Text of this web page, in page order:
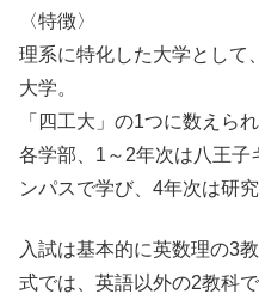
〈特徴〉
理系に特化した大学として
大学。
「四工大」の1つに数えられ
各学部、1～2年次は八王子
ンパスで学び、4年次は研
入試は基本的に英数理の3
式では、英語以外の2教科